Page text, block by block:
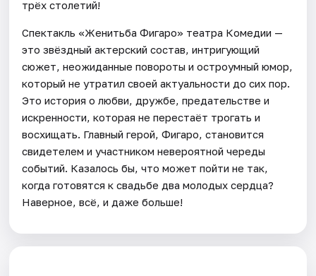
трёх столетий!
Спектакль «Женитьба Фигаро» театра Комедии —
это звёздный актерский состав, интригующий
сюжет, неожиданные повороты и остроумный юмор,
который не утратил своей актуальности до сих пор.
Это история о любви, дружбе, предательстве и
искренности, которая не перестаёт трогать и
восхищать. Главный герой, Фигаро, становится
свидетелем и участником невероятной череды
событий. Казалось бы, что может пойти не так,
когда готовятся к свадьбе два молодых сердца?
Наверное, всё, и даже больше!